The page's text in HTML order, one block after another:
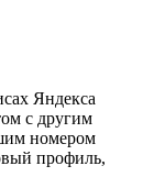
Яндекса
с другим
номером
профиль,